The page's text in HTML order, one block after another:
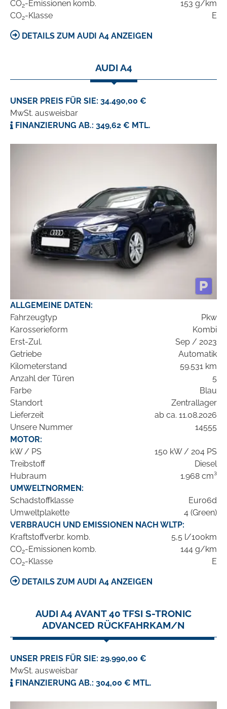
CO2-Emissionen komb.
153 g/km
CO2-Klasse E
DETAILS ZUM AUDI A4 ANZEIGEN
AUDI A4
UNSER PREIS FÜR SIE: 34.490,00 €
MwSt. ausweisbar
FINANZIERUNG AB.: 349,62 € MTL.
ALLGEMEINE DATEN:
Fahrzeugtyp
Pkw
Karosserieform
Kombi
Erst-Zul.
Sep / 2023
Getriebe
Automatik
Kilometerstand
59.531 km
Anzahl der Türen
5
Farbe
Blau
Standort
Zentrallager
Lieferzeit
ab ca. 11.08.2026
Unsere Nummer
14555
MOTOR:
kW / PS
150 kW / 204 PS
Treibstoff
Diesel
Hubraum
1.968 cm³
UMWELTNORMEN:
Schadstoffklasse
Euro6d
Umweltplakette
4 (Green)
VERBRAUCH UND EMISSIONEN NACH WLTP:
Kraftstoffverbr. komb.
5,5 l/100km
CO2-Emissionen komb.
144 g/km
CO2-Klasse E
DETAILS ZUM AUDI A4 ANZEIGEN
AUDI A4 AVANT 40 TFSI S-TRONIC
ADVANCED RÜCKFAHRKAM/N
UNSER PREIS FÜR SIE: 29.990,00 €
MwSt. ausweisbar
FINANZIERUNG AB.: 304,00 € MTL.